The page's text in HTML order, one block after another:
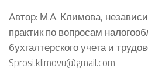
Автор: М.А. Климова,
практик по вопросам
бухгалтерского учета и
Sprosi.klimovu@gmail.com